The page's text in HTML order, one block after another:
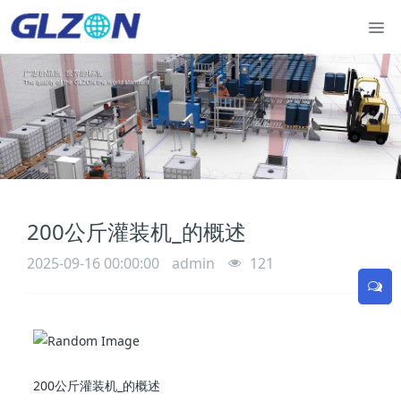
200公斤 灌装机_的概述
2025-09-16 00:00:00 admin 121
200公斤 灌装机_的概述